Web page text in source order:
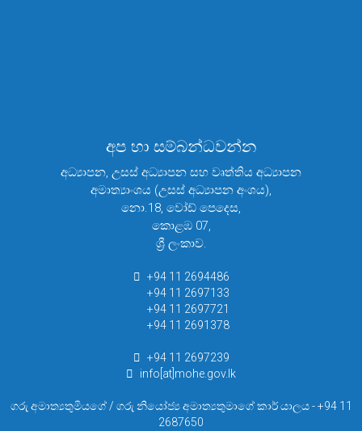
අප හා සම්බන්ධවන්න
අධ්‍යාපන, උසස් අධ්‍යාපන සහ වෘත්තිය අධ්‍යාපන
අමාත්‍යාංශය (උසස් අධ්‍යාපන අංශය),
නො.18, වෝඩ් පෙදෙස,
කොළඹ 07,
ශ්‍රී ලංකාව.
+94 11 2694486
+94 11 2697133
+94 11 2697721
+94 11 2691378
+94 11 2697239
info[at]mohe.gov.lk
ගරු අමාත්‍යතුමියගේ / ගරු නියෝජ්‍ය අමාත්‍යතුමාගේ කාර් යාලය - +94 11
2687650